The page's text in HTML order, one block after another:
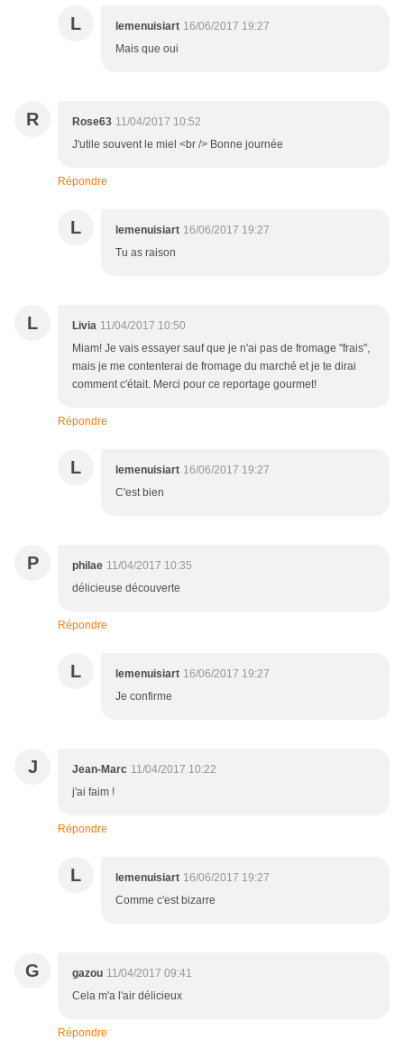
L lemenuisiart 16/06/2017 19:27
Mais que oui
R Rose63 11/04/2017 10:52
J'utile souvent le miel <br /> Bonne journée
Répondre
L lemenuisiart 16/06/2017 19:27
Tu as raison
L Livia 11/04/2017 10:50
Miam! Je vais essayer sauf que je n'ai pas de fromage "frais",
mais je me contenterai de fromage du marché et je te dirai
comment c'était. Merci pour ce reportage gourmet!
Répondre
L lemenuisiart 16/06/2017 19:27
C'est bien
P philae 11/04/2017 10:35
délicieuse découverte
Répondre
L lemenuisiart 16/06/2017 19:27
Je confirme
J Jean-Marc 11/04/2017 10:22
j'ai faim !
Répondre
L lemenuisiart 16/06/2017 19:27
Comme c'est bizarre
G gazou 11/04/2017 09:41
Cela m'a l'air délicieux
Répondre